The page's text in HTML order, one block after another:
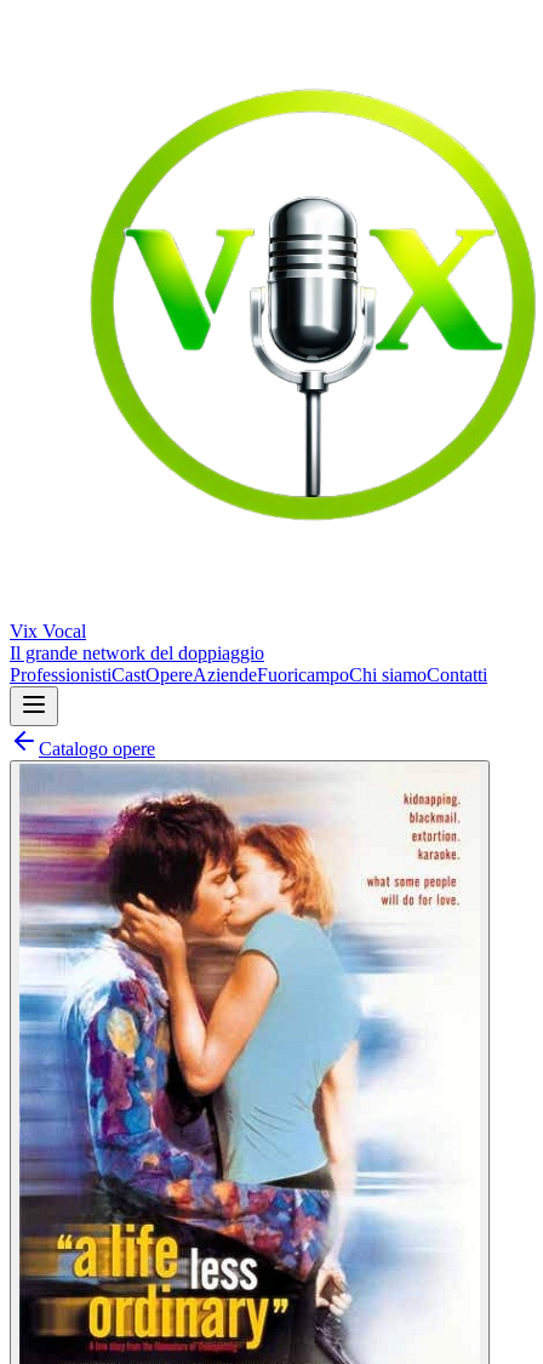
Vix Vocal
Il grande network del doppiaggio
ProfessionistiCastOpereAziendeFuoricampoChi siamoContatti
Catalogo opere